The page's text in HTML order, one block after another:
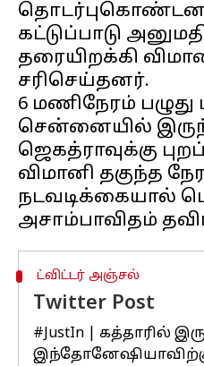
கட்டுப்பாடு
தரையிறக்கி
சரிசெய்தனர்.
6 மணிநேரம் பழுது
சென்னையில்
ஜெகத்ராவுக்கு
விமானி தகுந்த
நடவடிக்கையால்
ட்விட்டர் அஞ்சல்
Twitter Post
#JustIn | கத்தாரில்